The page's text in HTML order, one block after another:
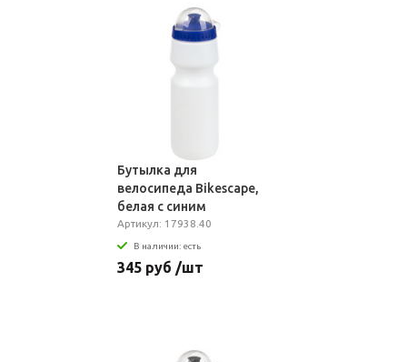
Бутылка для
велосипеда Bikescape,
белая с синим
Артикул: 17938.40
В наличии: есть
345 руб /шт